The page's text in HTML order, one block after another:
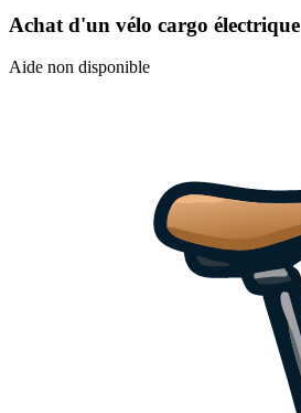
Achat d'un vélo cargo électrique
Aide non disponible